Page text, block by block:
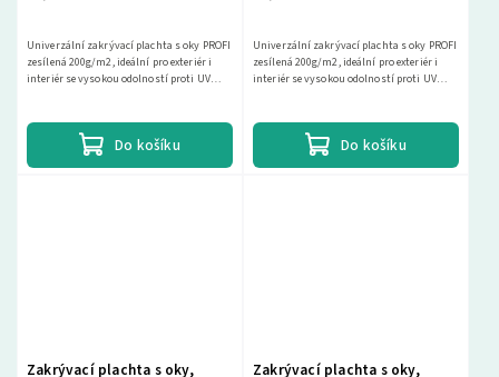
Do košíku
Univerzální zakrývací plachta s oky PROFI
zesílená 200g/m2, ideální pro exteriér i
interiér se vysokou odolností proti UV
Do košíku
Univerzální zakrývací plachta s oky PROFI
zesílená 200g/m2, ideální pro exteriér i
interiér se vysokou odolností proti UV
Zakrývací plachta s oky,
Zakrývací plachta s oky,